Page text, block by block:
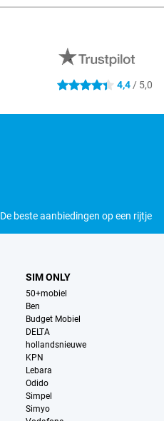
4.4 sterren 4,4 / 5,0
De beste aanbiedingen op een rijtje
SIM ONLY
50+mobiel
Ben
Budget Mobiel
DELTA
hollandsnieuwe
KPN
Lebara
Odido
Simpel
Simyo